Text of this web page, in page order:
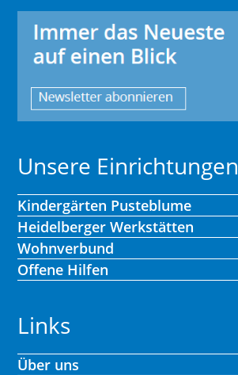
Unsere Einrichtungen
Kindergärten Pusteblume
Heidelberger Werkstätten
Wohnverbund
Offene Hilfen
Links
Über uns